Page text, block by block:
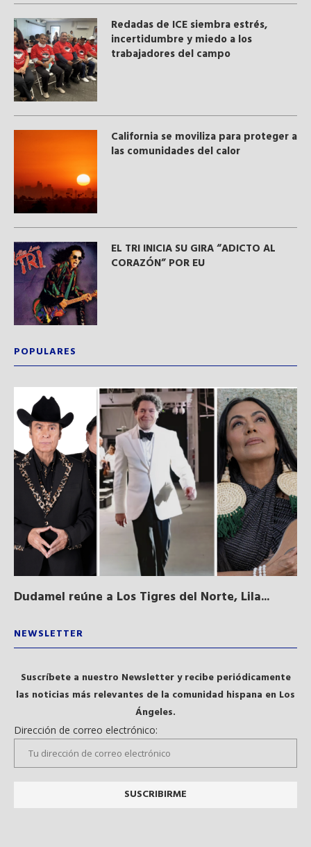
​Redadas de ICE siembra estrés,
incertidumbre y miedo a los
trabajadores del campo
California se moviliza para proteger a
las comunidades del calor
EL TRI INICIA SU GIRA “ADICTO AL
CORAZÓN” POR EU
POPULARES
Dudamel reúne a Los Tigres del Norte, Lila...
NEWSLETTER
Suscríbete a nuestro Newsletter y recibe periódicamente
las noticias más relevantes de la comunidad hispana en Los
Ángeles.
Dirección de correo electrónico: